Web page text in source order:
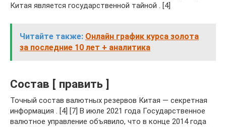
Китая является государственной тайной . [4]
Читайте также: Онлайн график курса золота
за последние 10 лет + аналитика
Состав [ править ]
Точный состав валютных резервов Китая — секретная
информация . [4] [7] В июле 2021 года Государственное
валютное управление объявило, что в конце 2014 года